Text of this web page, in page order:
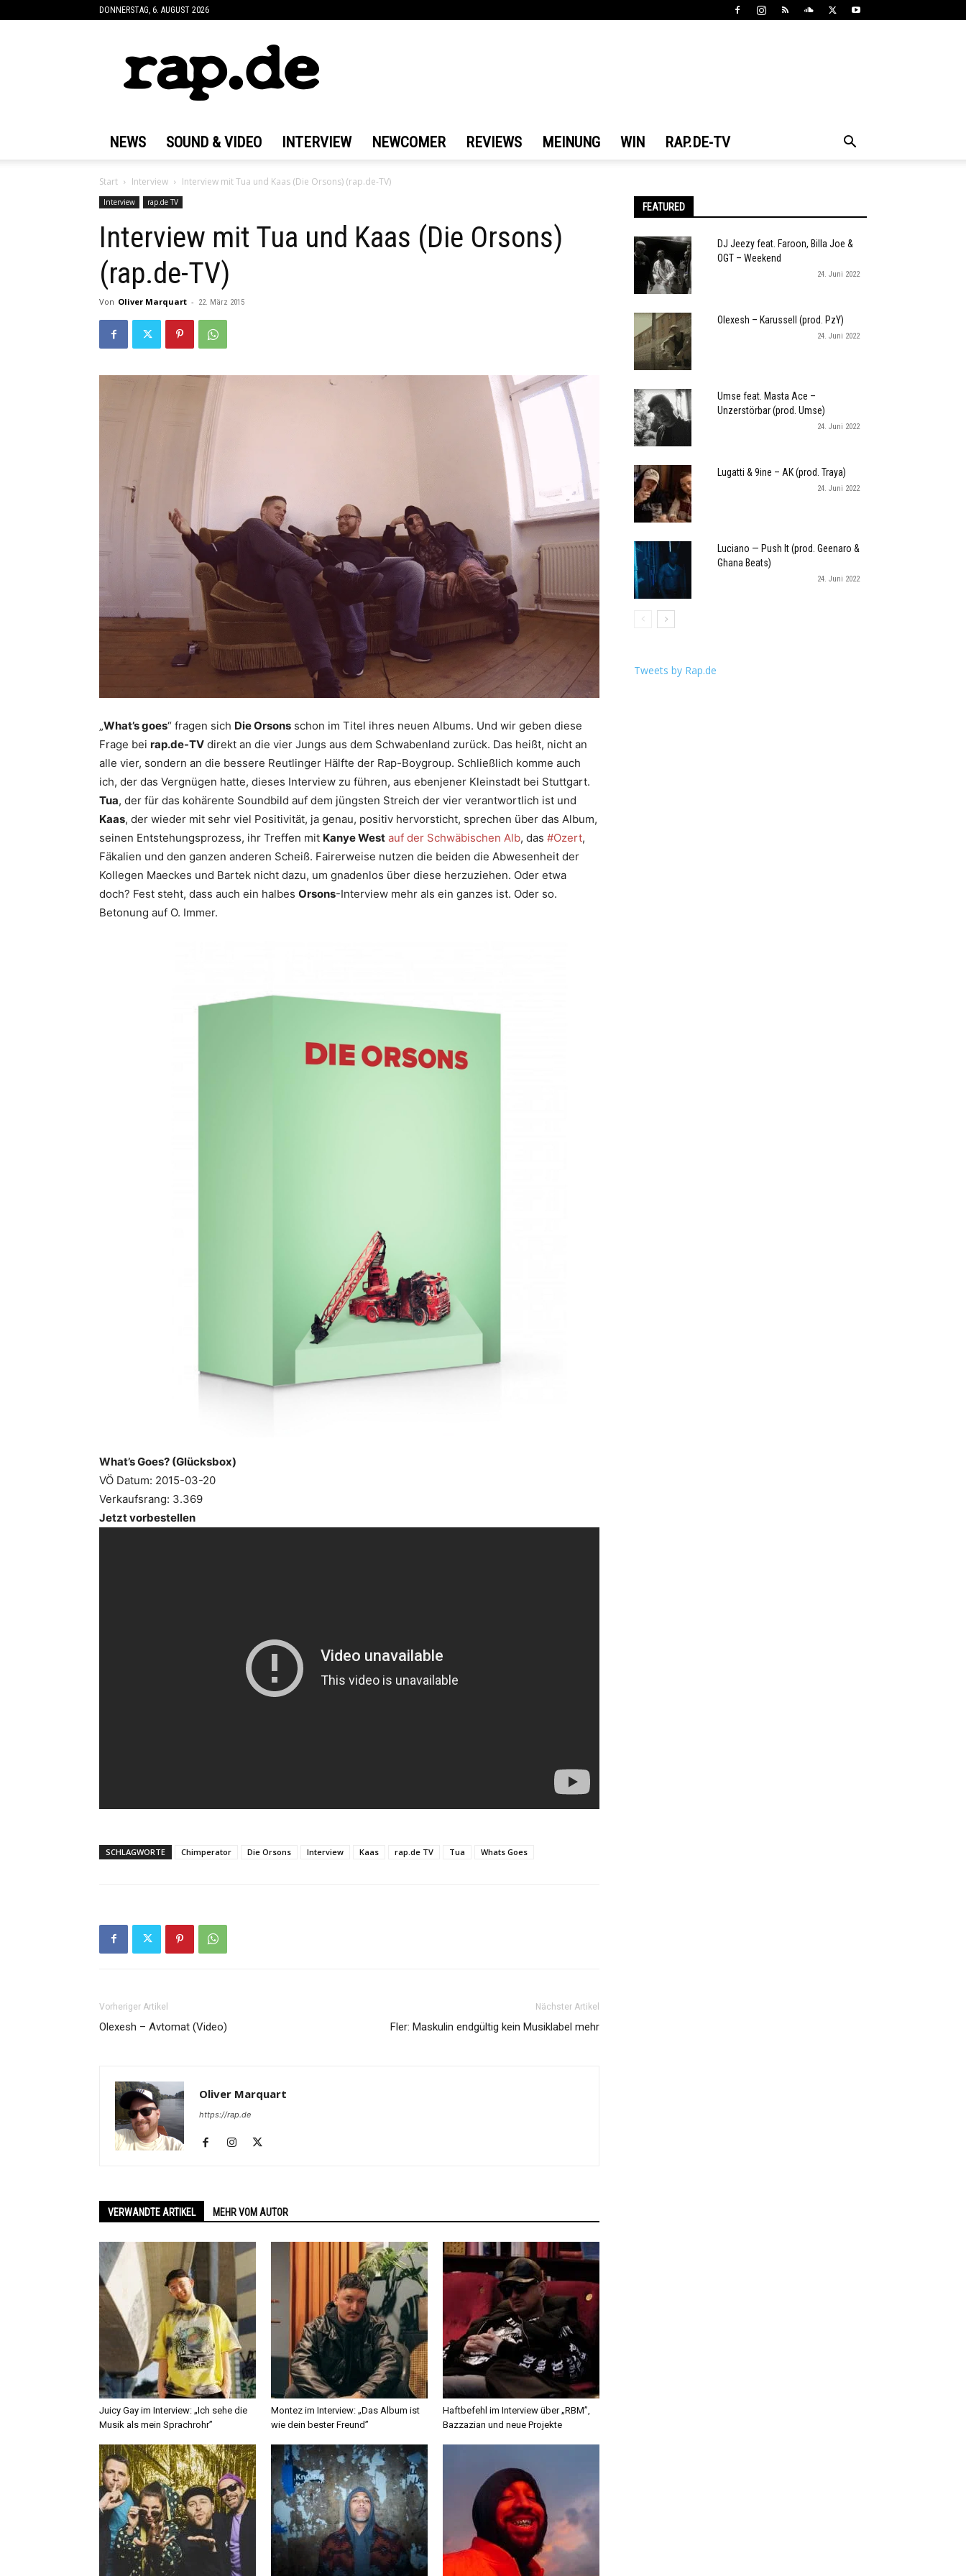
DONNERSTAG, 6. AUGUST 2026
NEWS SOUND & VIDEO INTERVIEW NEWCOMER REVIEWS MEINUNG WIN RAP.DE-TV
Start Interview Interview mit Tua und Kaas (Die Orsons) (rap.de-TV)
Interview rap.de TV
Interview mit Tua und Kaas (Die Orsons)
(rap.de-TV)
Von Oliver Marquart - 22. März 2015
„What’s goes“ fragen sich Die Orsons schon im Titel ihres neuen Albums. Und wir geben diese
Frage bei rap.de-TV direkt an die vier Jungs aus dem Schwabenland zurück. Das heißt, nicht an
alle vier, sondern an die bessere Reutlinger Hälfte der Rap-Boygroup. Schließlich komme auch
ich, der das Vergnügen hatte, dieses Interview zu führen, aus ebenjener Kleinstadt bei Stuttgart.
Tua, der für das kohärente Soundbild auf dem jüngsten Streich der vier verantwortlich ist und
Kaas, der wieder mit sehr viel Positivität, ja genau, positiv hervorsticht, sprechen über das Album,
seinen Entstehungsprozess, ihr Treffen mit Kanye West auf der Schwäbischen Alb, das #Ozert,
Fäkalien und den ganzen anderen Scheiß. Fairerweise nutzen die beiden die Abwesenheit der
Kollegen Maeckes und Bartek nicht dazu, um gnadenlos über diese herzuziehen. Oder etwa
doch? Fest steht, dass auch ein halbes Orsons-Interview mehr als ein ganzes ist. Oder so.
Betonung auf O. Immer.
What’s Goes? (Glücksbox)
VÖ Datum: 2015-03-20
Verkaufsrang: 3.369
Jetzt vorbestellen
SCHLAGWORTE Chimperator Die Orsons Interview Kaas rap.de TV Tua Whats Goes
Vorheriger Artikel
Olexesh – Avtomat (Video)
Nächster Artikel
Fler: Maskulin endgültig kein Musiklabel mehr
Oliver Marquart
https://rap.de
VERWANDTE ARTIKEL MEHR VOM AUTOR
Juicy Gay im Interview: „Ich sehe die
Musik als mein Sprachrohr”
Montez im Interview: „Das Album ist
wie dein bester Freund”
Haftbefehl im Interview über „RBM”,
Bazzazian und neue Projekte
FEATURED
DJ Jeezy feat. Faroon, Billa Joe &
OGT – Weekend
24. Juni 2022
Olexesh – Karussell (prod. PzY)
24. Juni 2022
Umse feat. Masta Ace –
Unzerstörbar (prod. Umse)
24. Juni 2022
Lugatti & 9ine – AK (prod. Traya)
24. Juni 2022
Luciano — Push It (prod. Geenaro &
Ghana Beats)
24. Juni 2022
Tweets by Rap.de